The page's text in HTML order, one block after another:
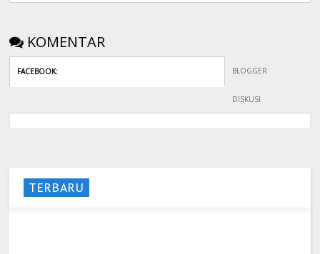
KOMENTAR
FACEBOOK: BLOGGER
DISKUSI
TERBARU